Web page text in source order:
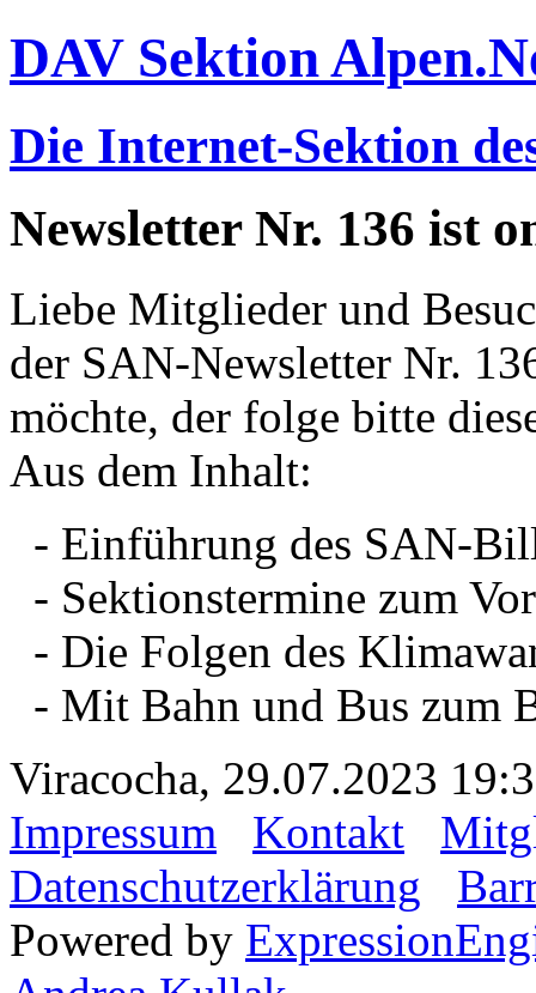
DAV Sektion
Die Internet-Sektion
Newsletter Nr. 136 ist
Liebe Mitglieder und
der SAN-Newsletter Nr.
möchte, der folge bitte
Aus dem Inhalt:
- Einführung des SAN-
- Sektionstermine zum
- Die Folgen des
- Mit Bahn und Bus zum
Viracocha, 29.07.2023
Impressum
Kontakt
Datenschutzerklärung
Powered by